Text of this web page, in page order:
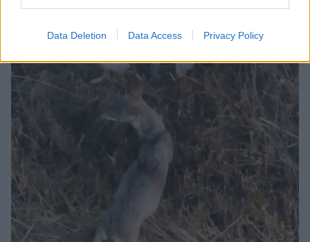
Data Deletion Data Access Privacy Policy